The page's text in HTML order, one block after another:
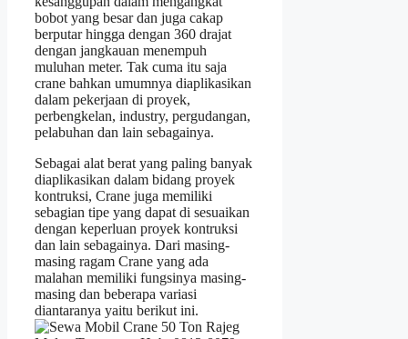
bobot yang besar dan juga cakap
berputar hingga dengan 360 drajat
dengan jangkauan menempuh
muluhan meter. Tak cuma itu saja
crane bahkan umumnya diaplikasikan
dalam pekerjaan di proyek,
perbengkelan, industry, pergudangan,
pelabuhan dan lain sebagainya.
Sebagai alat berat yang paling banyak
diaplikasikan dalam bidang proyek
kontruksi, Crane juga memiliki
sebagian tipe yang dapat di sesuaikan
dengan keperluan proyek kontruksi
dan lain sebagainya. Dari masing-
masing ragam Crane yang ada
malahan memiliki fungsinya masing-
masing dan beberapa variasi
diantaranya yaitu berikut ini.